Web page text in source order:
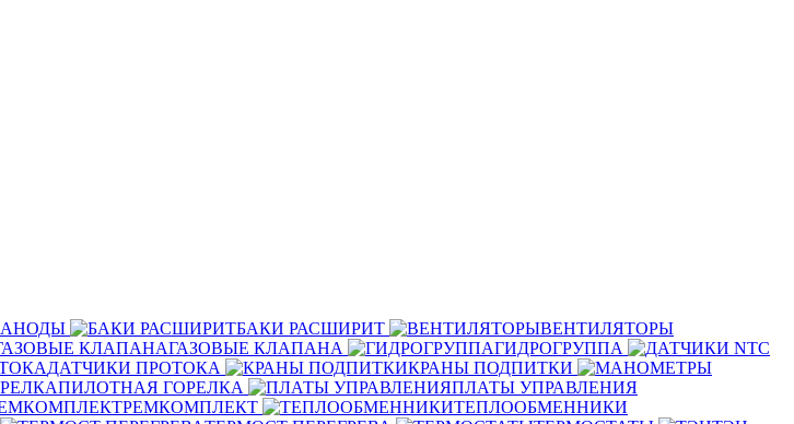
АНОДЫ БАКИ РАСШИРИТ
ВЕНТИЛЯТОРЫ
ГАЗОВЫЕ КЛАПАНА
ГИДРОГРУППА
ДАТЧИКИ ПРОТОКА
КРАНЫ ПОДПИТКИ
ПИЛОТНАЯ ГОРЕЛКА
ПЛАТЫ УПРАВЛЕНИЯ
РЕМКОМПЛЕКТ
ТЕПЛООБМЕННИКИ